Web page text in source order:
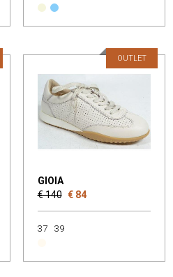
GIOIA
€ 140 € 84
OUTLET
37 39